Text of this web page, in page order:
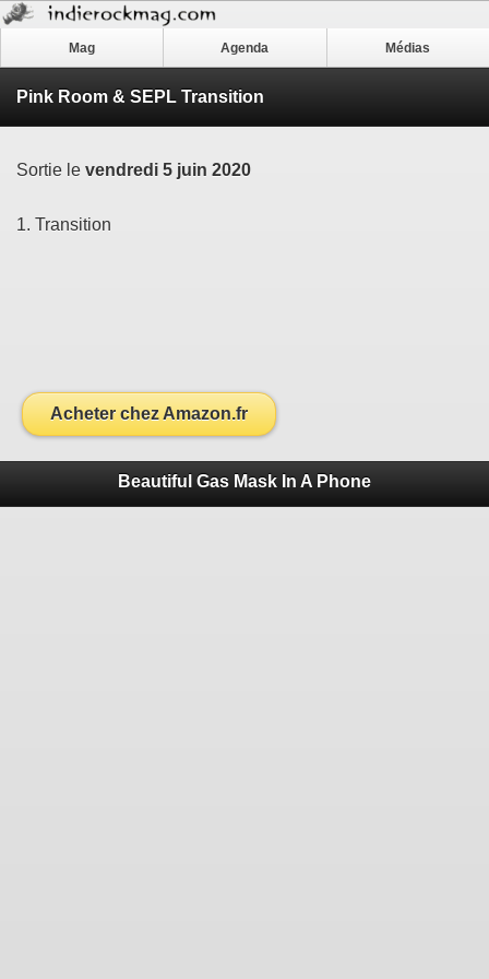
Mag Agenda Médias
Pink Room & SEPL Transition
Sortie le vendredi 5 juin 2020
1. Transition
Acheter chez Amazon.fr
Beautiful Gas Mask In A Phone